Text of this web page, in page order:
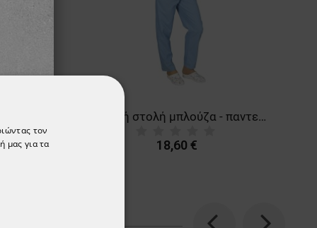
Ιατρική στολή μπλούζα - παντελόνι (σετ) G10
18,60 €
τον
μας για τα